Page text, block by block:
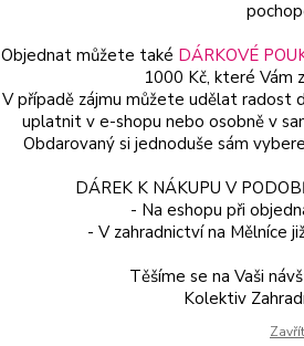
Objednat můžete také DÁRKOVÉ
1000 Kč, které Vám
V případě zájmu můžete udělat radost
uplatnit v e-shopu nebo osobně v
Obdarovaný si jednoduše sám
DÁREK K NÁKUPU V
- Na eshopu při
- V zahradnictví na Mělníce
Těšíme se na Vaši
Kolektiv
Zavřít